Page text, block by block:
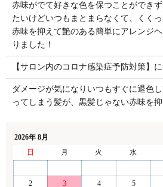
赤味がでて好きな色を保つことができ
たいけどいつもまとまらなくて、くく
赤味を抑えて艶のある簡単にアレンジ
りました！
【サロン内のコロナ感染症予防対策】
ダメージが気になりいつもすぐに退色
ってしまう髪が、黒髪じゃない赤味を
2026年 8月
日
月 火 水
2
3 4 5